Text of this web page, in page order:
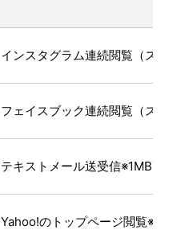
インスタグラム連続閲覧（スク
フェイスブック連続閲覧（スク
テキストメール送受信※1MB画
Yahoo!のトップページ閲覧